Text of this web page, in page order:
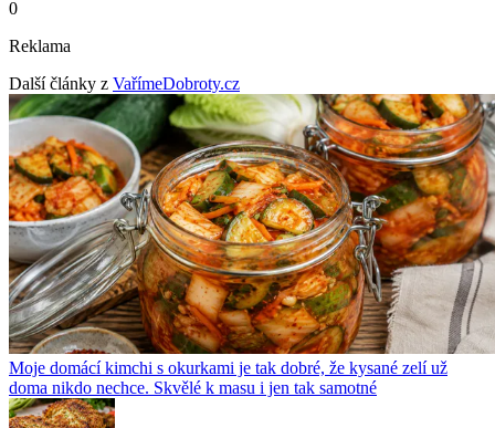
0
Reklama
Další články z VařímeDobroty.cz
Moje domácí kimchi s okurkami je tak dobré, že kysané zelí už
doma nikdo nechce. Skvělé k masu i jen tak samotné